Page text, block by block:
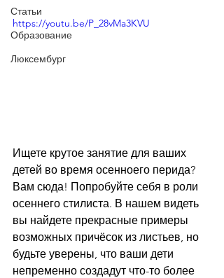
Статьи
Образование
Люксембург
https://youtu.be/P_28vMa3KVU
Ищете крутое занятие для ваших
детей во время осенноего перида?
Вам сюда! Попробуйте себя в роли
осеннего стилиста. В нашем видеть
вы найдете прекрасные примеры
возможных причёсок из листьев, но
будьте уверены, что ваши дети
непременно создадут что-то более